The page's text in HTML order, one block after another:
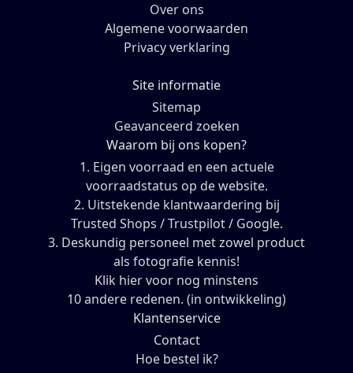
Over ons
Algemene voorwaarden
Privacy verklaring
Site informatie
Sitemap
Geavanceerd zoeken
Waarom bij ons kopen?
1. Eigen voorraad en een actuele
voorraadstatus op de website.
2. Uitstekende klantwaardering bij
Trusted Shops / Trustpilot / Google.
3. Deskundig personeel met zowel product
als fotografie kennis!
Klik hier voor nog minstens
10 andere redenen. (in ontwikkeling)
Klantenservice
Contact
Hoe bestel ik?